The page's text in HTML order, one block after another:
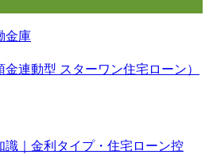
金庫
連動型 スターワン住宅ローン）
識｜金利タイプ・住宅ローン控